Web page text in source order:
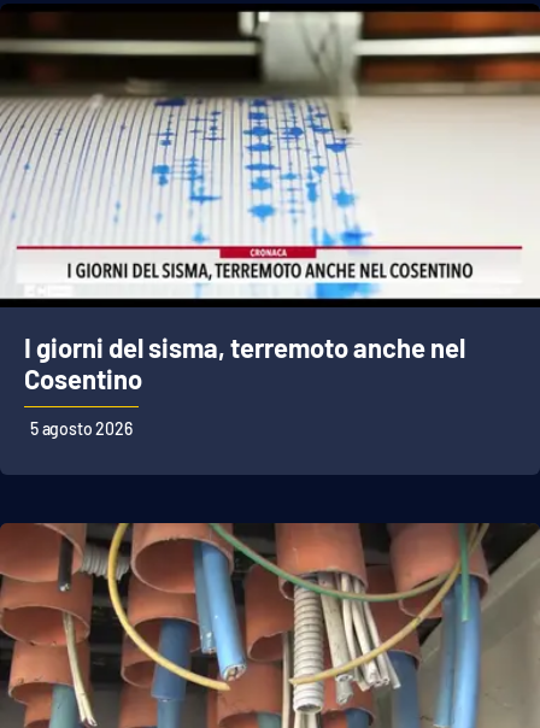
APP
Android
Apple
I giorni del sisma, terremoto anche nel
Cosentino
5 agosto 2026